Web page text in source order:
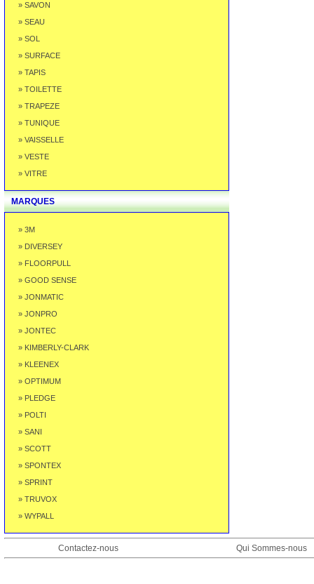
» SAVON
» SEAU
» SOL
» SURFACE
» TAPIS
» TOILETTE
» TRAPEZE
» TUNIQUE
» VAISSELLE
» VESTE
» VITRE
MARQUES
» 3M
» DIVERSEY
» FLOORPULL
» GOOD SENSE
» JONMATIC
» JONPRO
» JONTEC
» KIMBERLY-CLARK
» KLEENEX
» OPTIMUM
» PLEDGE
» POLTI
» SANI
» SCOTT
» SPONTEX
» SPRINT
» TRUVOX
» WYPALL
Contactez-nous Qui Sommes-nous